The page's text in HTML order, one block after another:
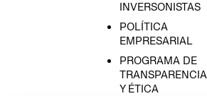
INVERSONISTAS
POLÍTICA
EMPRESARIAL
PROGRAMA DE
TRANSPARENCIA
Y ÉTICA